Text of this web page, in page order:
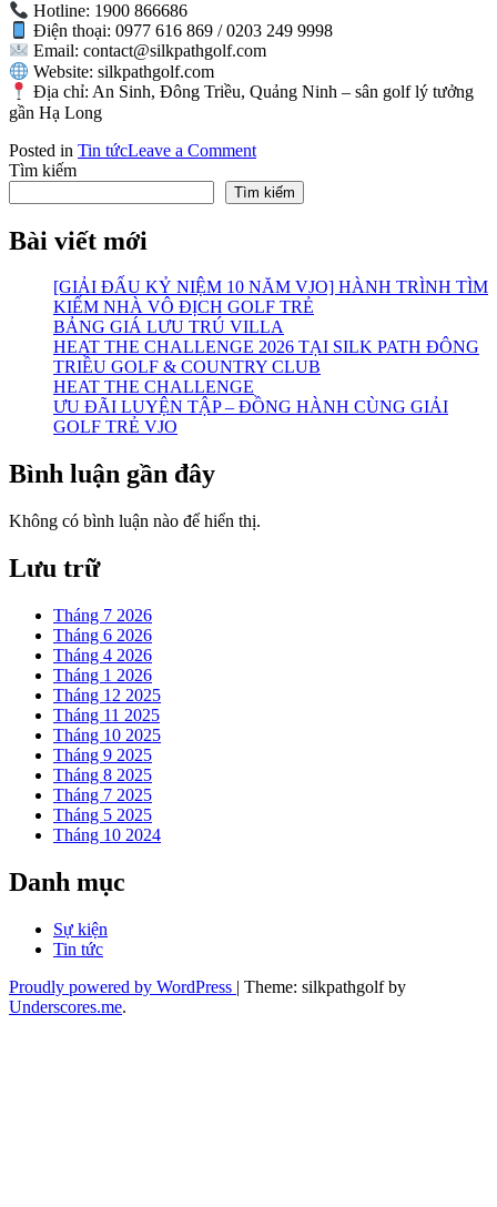
Hotline: 1900 866686
Điện thoại: 0977 616 869 / 0203 249 9998
Email: contact@silkpathgolf.com
Website: silkpathgolf.com
Địa chỉ: An Sinh, Đông Triều, Quảng Ninh – sân golf lý tưởng
gần Hạ Long
Posted in Tin tứcLeave a Commenton
thức
khai
PGA
Silk
Path
Đông
Triều
kiệt
tại
Tìm kiếm
Tìm kiếm
Bài viết mới
[GIẢI ĐẤU KỶ NIỆM 10 NĂM VJO] HÀNH TRÌNH TÌM
KIẾM NHÀ VÔ ĐỊCH GOLF TRẺ
BẢNG GIÁ LƯU TRÚ VILLA
HEAT THE CHALLENGE 2026 TẠI SILK PATH ĐÔNG
TRIỀU GOLF & COUNTRY CLUB
HEAT THE CHALLENGE
ƯU ĐÃI LUYỆN TẬP – ĐỒNG HÀNH CÙNG GIẢI
GOLF TRẺ VJO
Bình luận gần đây
Không có bình luận nào để hiển thị.
Lưu trữ
Tháng 7 2026
Tháng 6 2026
Tháng 4 2026
Tháng 1 2026
Tháng 12 2025
Tháng 11 2025
Tháng 10 2025
Tháng 9 2025
Tháng 8 2025
Tháng 7 2025
Tháng 5 2025
Tháng 10 2024
Danh mục
Sự kiện
Tin tức
Proudly powered by WordPress | Theme: silkpathgolf by
Underscores.me.